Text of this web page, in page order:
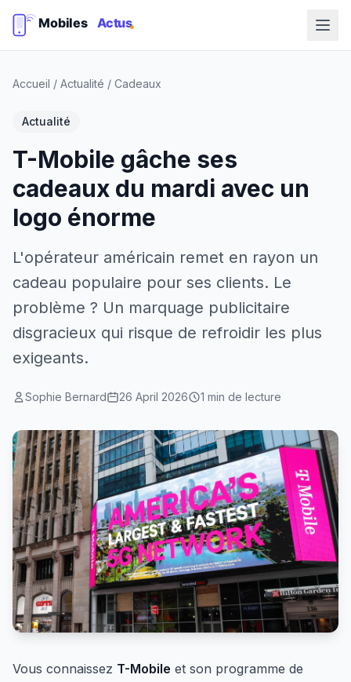
Accueil / Actualité / Cadeaux
Actualité
T-Mobile gâche ses
cadeaux du mardi avec un
logo énorme
L'opérateur américain remet en rayon un
cadeau populaire pour ses clients. Le
problème ? Un marquage publicitaire
disgracieux qui risque de refroidir les plus
exigeants.
Sophie Bernard 26 April 2026 1 min de lecture
Vous connaissez T-Mobile et son programme de